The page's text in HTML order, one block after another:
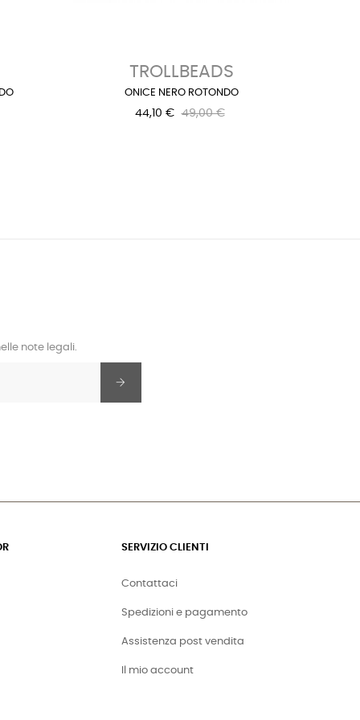
TROLLBEADS
ONICE NERO ROTONDO
44,10 € 49,00 €
note legali.
SERVIZIO CLIENTI
Contattaci
Spedizioni e pagamento
Assistenza post vendita
Il mio account